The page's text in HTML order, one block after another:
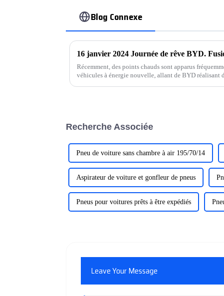
Blog Connexe
Récemment, des points chauds sont apparus
véhicules à énergie nouvelle, allant de BYD réalisant
Recherche Associée
Pneu de voiture sans chambre à air 195/70/14
Aspirateur de voiture et gonfleur de pneus
Pneus pour voitures prêts à être expédiés
Leave Your Message